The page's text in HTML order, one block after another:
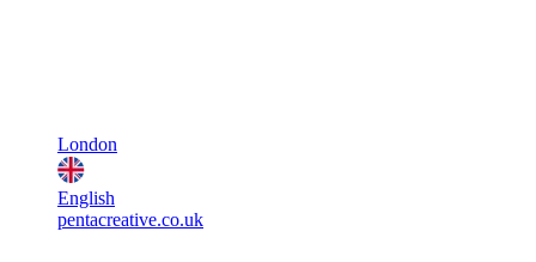
London
English
pentacreative.co.uk